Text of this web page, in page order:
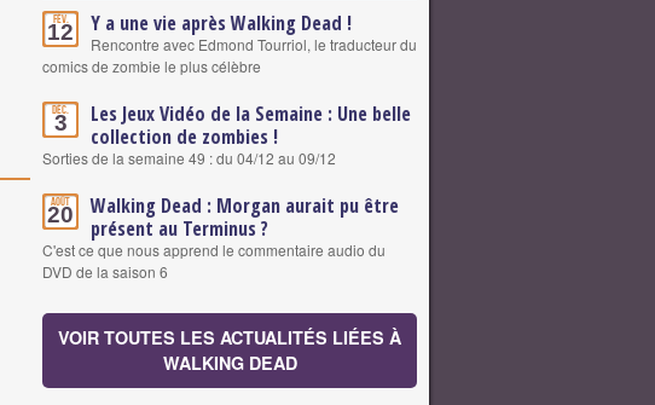
Fév.
12 Y a une vie après Walking Dead !
Rencontre avec Edmond Tourriol, le traducteur du
comics de zombie le plus célèbre
Déc.
3
Les Jeux Vidéo de la Semaine : Une belle
collection de zombies !
Sorties de la semaine 49 : du 04/12 au 09/12
Août
20
Walking Dead : Morgan aurait pu être
présent au Terminus ?
C'est ce que nous apprend le commentaire audio du
DVD de la saison 6
VOIR TOUTES LES ACTUALITÉS LIÉES À
WALKING DEAD